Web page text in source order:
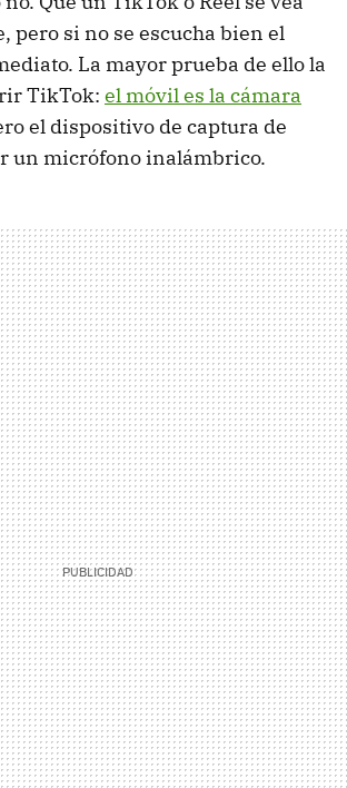
pero si no se escucha bien el
La mayor prueba de ello la
TikTok: el móvil es la cámara
el dispositivo de captura de
un micrófono inalámbrico.